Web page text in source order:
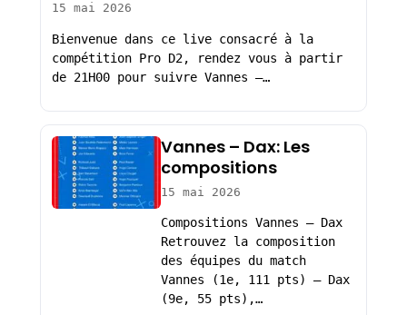
15 mai 2026
Bienvenue dans ce live consacré à la
compétition Pro D2, rendez vous à partir
de 21H00 pour suivre Vannes –…
Vannes – Dax: Les
compositions
15 mai 2026
Compositions Vannes – Dax
Retrouvez la composition
des équipes du match
Vannes (1e, 111 pts) – Dax
(9e, 55 pts),…